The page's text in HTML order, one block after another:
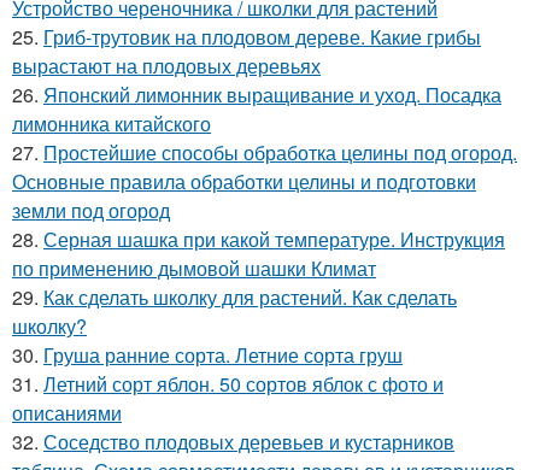
Устройство череночника / школки для растений
25. Гриб-трутовик на плодовом дереве. Какие грибы
вырастают на плодовых деревьях
26. Японский лимонник выращивание и уход. Посадка
лимонника китайского
27. Простейшие способы обработка целины под огород.
Основные правила обработки целины и подготовки
земли под огород
28. Серная шашка при какой температуре. Инструкция
по применению дымовой шашки Климат
29. Как сделать школку для растений. Как сделать
школку?
30. Груша ранние сорта. Летние сорта груш
31. Летний сорт яблон. 50 сортов яблок с фото и
описаниями
32. Соседство плодовых деревьев и кустарников